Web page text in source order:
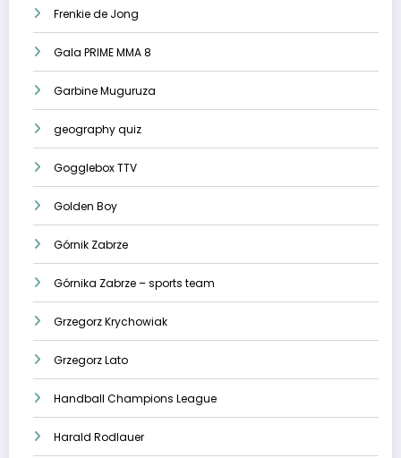
Frenkie de Jong
Gala PRIME MMA 8
Garbine Muguruza
geography quiz
Gogglebox TTV
Golden Boy
Górnik Zabrze
Górnika Zabrze – sports team
Grzegorz Krychowiak
Grzegorz Lato
Handball Champions League
Harald Rodlauer